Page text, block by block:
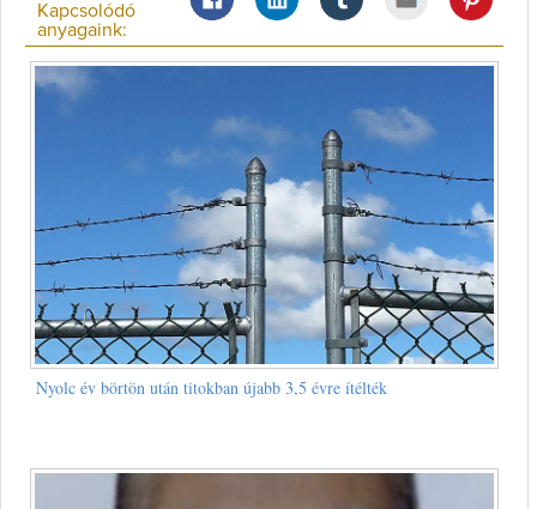
Kapcsolódó
anyagaink:
Nyolc év börtön után titokban újabb 3,5 évre ítélték